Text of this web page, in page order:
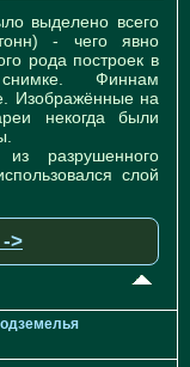
выделено всего
- чего явно
рода построек в
Финнам
Изображённые на
некогда были
разрушенного
слой
>